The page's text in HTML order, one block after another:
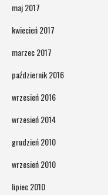
maj 2017
kwiecień 2017
marzec 2017
październik 2016
wrzesień 2016
wrzesień 2014
grudzień 2010
wrzesień 2010
lipiec 2010